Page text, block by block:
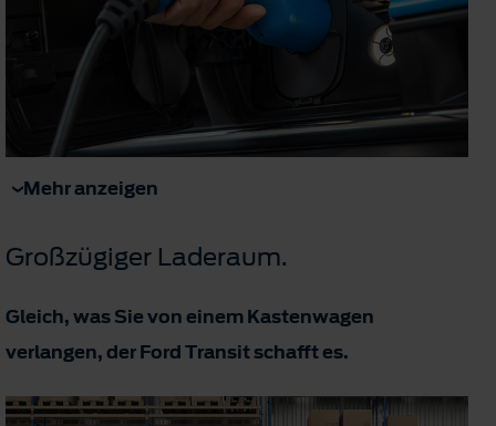
Mehr anzeigen
Großzügiger Laderaum.
Gleich, was Sie von einem Kastenwagen
verlangen, der Ford Transit schafft es.